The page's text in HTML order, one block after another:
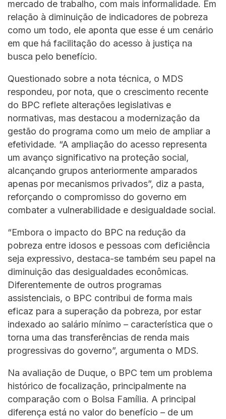
mercado de trabalho, com mais informalidade. Em
relação à diminuição de indicadores de pobreza
como um todo, ele aponta que esse é um cenário
em que há facilitação do acesso à justiça na
busca pelo benefício.
Questionado sobre a nota técnica, o MDS
respondeu, por nota, que o crescimento recente
do BPC reflete alterações legislativas e
normativas, mas destacou a modernização da
gestão do programa como um meio de ampliar a
efetividade. “A ampliação do acesso representa
um avanço significativo na proteção social,
alcançando grupos anteriormente amparados
apenas por mecanismos privados”, diz a pasta,
reforçando o compromisso do governo em
combater a vulnerabilidade e desigualdade social.
“Embora o impacto do BPC na redução da
pobreza entre idosos e pessoas com deficiência
seja expressivo, destaca-se também seu papel na
diminuição das desigualdades econômicas.
Diferentemente de outros programas
assistenciais, o BPC contribui de forma mais
eficaz para a superação da pobreza, por estar
indexado ao salário mínimo – característica que o
torna uma das transferências de renda mais
progressivas do governo”, argumenta o MDS.
Na avaliação de Duque, o BPC tem um problema
histórico de focalização, principalmente na
comparação com o Bolsa Família. A principal
diferença está no valor do benefício – de um